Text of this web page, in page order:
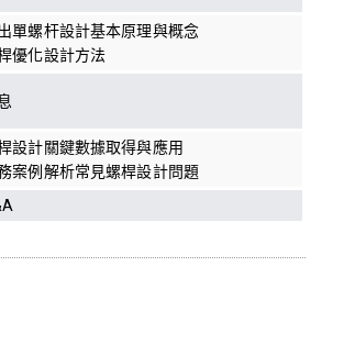
單螺杆設計基本原理與概念
優化設計方法
設計關鍵數據取得與應用
案例解析常見螺桿設計問題